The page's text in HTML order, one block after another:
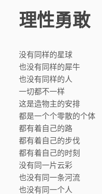
理性勇敢
没有同样的星球
也没有同样的犀牛
也没有同样的人
一切都不一样
这是造物主的安排
都是一个个零散的个体
都有着自己的路
都有着自己的步伐
都有着自己的时刻
没有同一片云彩
也没有同一条河流
也没有同一个人